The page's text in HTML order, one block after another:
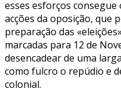
esses esforços
acções da oposição, que
preparação das
marcadas para 12 de
desencadear de uma
como fulcro o repúdio e
colonial.